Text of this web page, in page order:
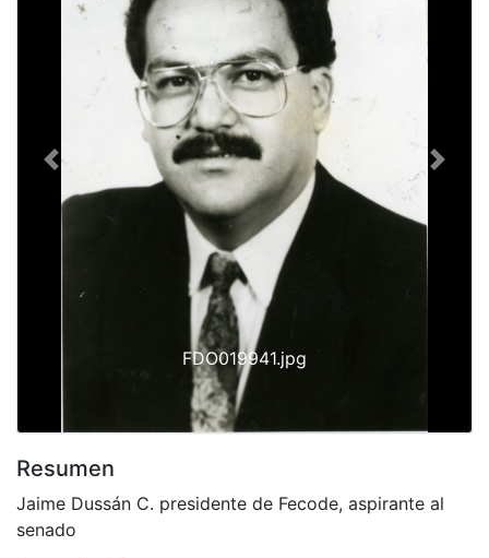
FDO019941.jpg
Previous Next
Resumen
Jaime Dussán C. presidente de Fecode, aspirante al
senado